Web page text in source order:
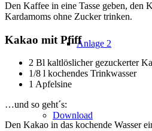
Anlage 2
Download
Den Kaffee in eine Tasse geben, den
Kardamoms ohne Zucker trinken.
Kakao mit Pfiff
2 Bl kaltlöslicher gezuckerter
1/8 l kochendes Trinkwasser
1 Apfelsine
…und so geht´s:
Den Kakao in das kochende Wasser